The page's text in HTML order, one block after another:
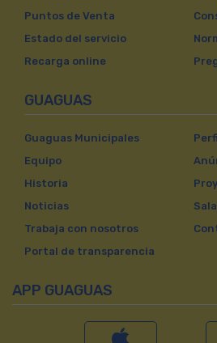
Puntos de Venta
Estado del servicio
Recarga online
GUAGUAS
Guaguas Municipales
Equipo
Historia
Noticias
Trabaja con nosotros
Portal de transparencia
APP GUAGUAS